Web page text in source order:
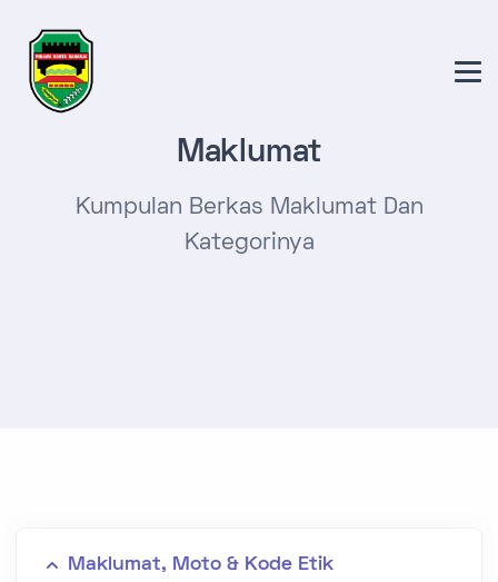
Maklumat
Kumpulan Berkas Maklumat Dan
Kategorinya
Maklumat, Moto & Kode Etik